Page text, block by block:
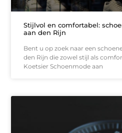
Stijlvol en comfortabel:
aan den Rijn
Bent u op zoek naar een
den Rijn die zowel stijl als
Koetsier Schoenmode aan